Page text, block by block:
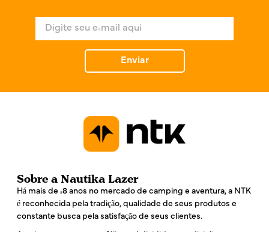
e
*
Enviar
Sobre a Nautika Lazer
Há mais de 48 anos no mercado de camping e aventura, a NTK
é reconhecida pela tradição, qualidade de seus produtos e
constante busca pela satisfação de seus clientes.